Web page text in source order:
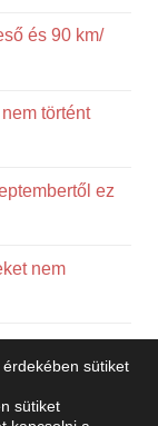
és 90 km/
történt
ez
nem
– ezt lehet
sütiket
sütiket